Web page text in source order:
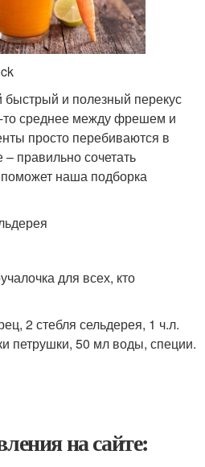
и полезный перекус
то среднее между фрешем и
просто перебиваются в
– правильно сочетать
наша подборка
для всех, кто
2 стебля сельдерея, 1 ч.л.
петрушки, 50 мл воды, специи.
на сайте: